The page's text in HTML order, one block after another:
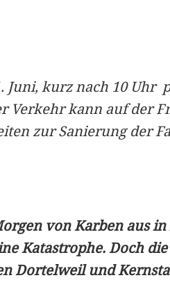
Juni, kurz nach 10 Uhr
Verkehr kann auf der
zur Sanierung der
von Karben aus
Katastrophe. Doch
Dortelweil und